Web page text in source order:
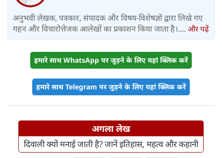
अनुभवी लेखक, पत्रकार, संपादक और विषय-विशेषज्ञों द्वारा लिखे गए
गहन और विचारोत्तेजक आलेखों का प्रकाशन किया जाता है।.... और पढ़ें
हमारे साथ WhatsApp पर जुड़ने के लिए यहां क्लिक करें
हमारे साथ Telegram पर जुड़ने के लिए यहां क्लिक करें
अगला लेख
दिवाली क्यों मनाई जाती है? जानें इतिहास, महत्व और कहानी